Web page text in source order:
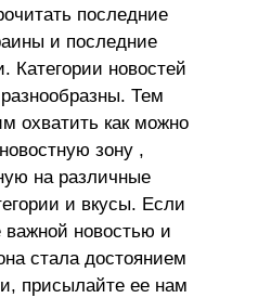
последние
и последние
Категории новостей
Тем
охватить как можно
зону ,
на различные
и вкусы. Если
важной новостью и
стала достоянием
присылайте ее нам